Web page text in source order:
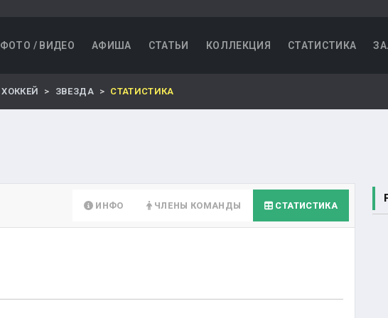
ФОТО / ВИДЕО АФИША СТАТЬИ КОЛЛЕКЦИЯ СТАТИСТИКА
ХОККЕЙ ЗВЕЗДА СТАТИСТИКА
ИНФО ЧЛЕНЫ КОМАНДЫ СТАТИСТИКА